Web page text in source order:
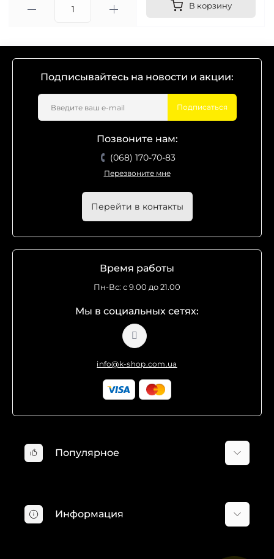
В корзину
Подписывайтесь на новости и акции:
Подписаться
Позвоните нам:
(068) 170-70-83
Перезвоните мне
Перейти в контакты
Время работы
Пн-Вс: с 9.00 до 21.00
Мы в социальных сетях:
info@k-shop.com.ua
Популярное
Пылесосы Karcher
Хозяйственные пылесосы Karcher
Информация